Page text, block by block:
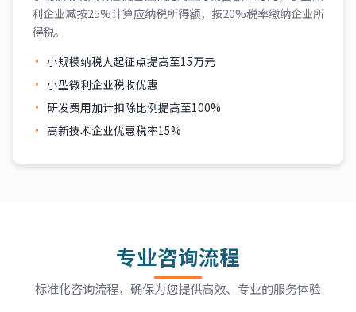
利企业减按25%计算应纳税所得额，按20%税率缴纳企业所
得税。
小规模纳税人起征点提高至15万元
小型微利企业税收优惠
研发费用加计扣除比例提高至100%
高新技术企业优惠税率15%
专业咨询流程
标准化咨询流程，确保为您提供高效、专业的服务体验